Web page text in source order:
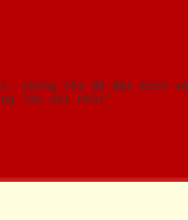
chúng tôi đã đặt mình
lâu dài nhất"